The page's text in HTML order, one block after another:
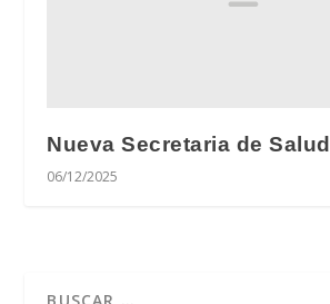
Nueva Secretaria de Salud
06/12/2025